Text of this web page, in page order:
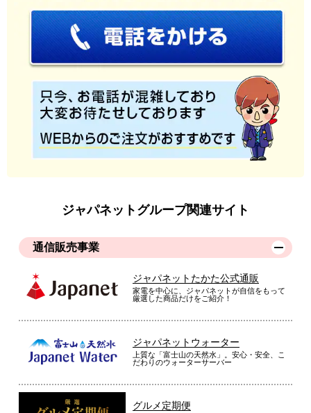
ジャパネットグループ関連サイト
通信販売事業
ジャパネットたかた公式通販
家電を中心に、ジャパネットが自信をもって
厳選した商品だけをご紹介！
ジャパネットウォーター
上質な「富士山の天然水」。安心・安全、こ
だわりのウォーターサーバー
グルメ定期便